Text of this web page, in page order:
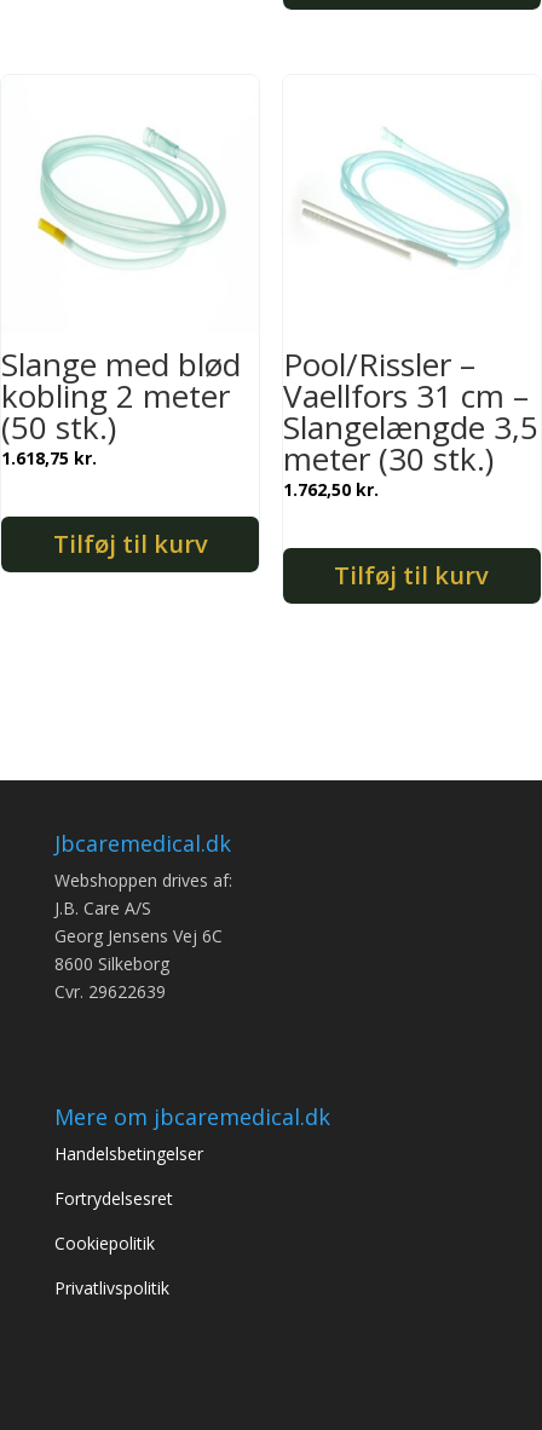
Slange med blød
kobling 2 meter
(50 stk.)
1.618,75 kr.
Tilføj til kurv
Pool/Rissler –
Vaellfors 31 cm –
Slangelængde 3,5
meter (30 stk.)
1.762,50 kr.
Tilføj til kurv
Jbcaremedical.dk
Webshoppen drives af:
J.B. Care A/S
Georg Jensens Vej 6C
8600 Silkeborg
Cvr. 29622639
Mere om jbcaremedical.dk
Handelsbetingelser
Fortrydelsesret
Cookiepolitik
Privatlivspolitik